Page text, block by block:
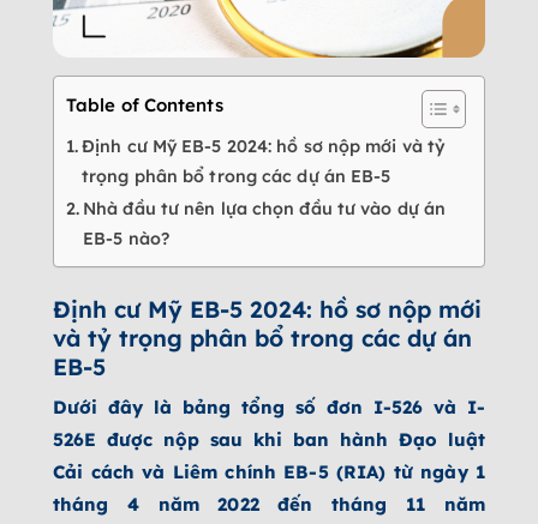
Table of Contents
Định cư Mỹ EB-5 2024: hồ sơ nộp mới và tỷ
trọng phân bổ trong các dự án EB-5
Nhà đầu tư nên lựa chọn đầu tư vào dự án
EB-5 nào?
Định cư Mỹ EB-5 2024: hồ sơ nộp mới
và tỷ trọng phân bổ trong các dự án
EB-5
Dưới đây là bảng tổng số đơn I-526 và I-
526E được nộp sau khi ban hành Đạo luật
Cải cách và Liêm chính EB-5 (RIA) từ ngày 1
tháng 4 năm 2022 đến tháng 11 năm